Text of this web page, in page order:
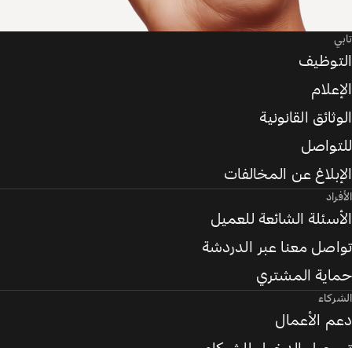
تابي
التوظيف
الإعلام
الوثائق القانونية
للتواصل
الإبلاغ عن المخالفات
الأفراد
الأسئلة الشائعة للعميل
تواصل معنا عبر الدردشة
حماية المشتري
الشركاء
دعم الأعمال